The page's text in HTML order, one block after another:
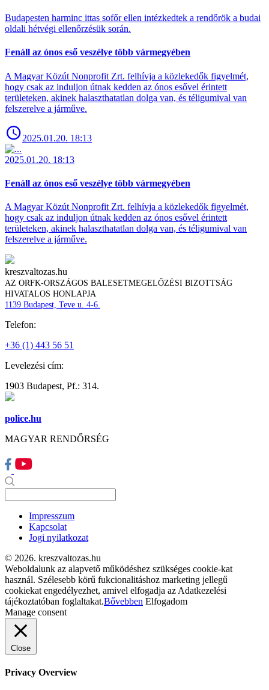
Budapesten harminc ittas sofőr ellen intézkedtek a rendőrök a budai
oldali hétvégi ellenőrzésük során.
Fenáll az ónos eső veszélye több vármegyében
A Magyar Közút Nonprofit Zrt. felhívja a közlekedők figyelmét,
hogy csak az induljon útnak kedden az ónos esővel érintett
területeken, akinek halaszthatatlan dolga van, és téligumival van
felszerelve a járműve.
2025.01.20. 18:13
2025.01.20. 18:13
Fenáll az ónos eső veszélye több vármegyében
A Magyar Közút Nonprofit Zrt. felhívja a közlekedők figyelmét,
hogy csak az induljon útnak kedden az ónos esővel érintett
területeken, akinek halaszthatatlan dolga van, és téligumival van
felszerelve a járműve.
kreszvaltozas.hu
AZ ORFK-ORSZÁGOS BALESETMEGELŐZÉSI BIZOTTSÁG
HIVATALOS HONLAPJA
1139 Budapest, Teve u. 4-6.
Telefon:
+36 (1) 443 56 51
Levelezési cím:
1903 Budapest, Pf.: 314.
police.hu
MAGYAR RENDŐRSÉG
Impresszum
Kapcsolat
Jogi nyilatkozat
© 2026. kreszvaltozas.hu
Weboldalunk az alapvető működéshez szükséges cookie-kat
használ. Szélesebb körű fukcionalitáshoz marketing jellegű
cookiekat engedélyezhet, amivel elfogadja az Adatkezelési
tájékoztatóban foglaltakat.Bővebben Elfogadom
Manage consent
Close
Privacy Overview